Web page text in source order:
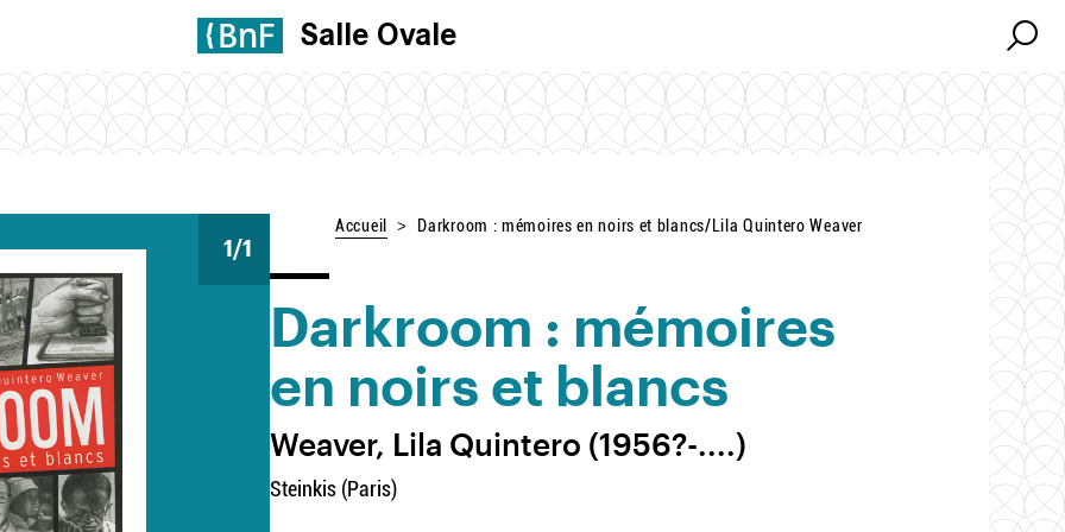
Salle Ovale Search
Search
Accueil Darkroom : mémoires en noirs et blancs/Lila Quintero Weaver
1/1
Darkroom : mémoires
en noirs et blancs
Weaver, Lila Quintero (1956?-....)
Steinkis (Paris)